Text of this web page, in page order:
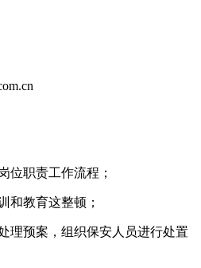
位职责工作流程；
和教育这整顿；
理预案，组织保安人员进行处置